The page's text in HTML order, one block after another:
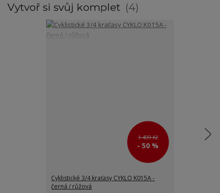
Vytvoř si svůj komplet 4
1 499 Kč
- 50 %
Cyklistické 3/4 kraťasy CYKLO K015A -
černá / růžová